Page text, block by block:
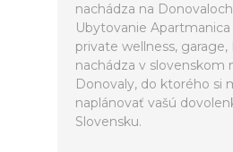
nachádza na
Ubytovanie Apartmanica
private wellness, garage,
nachádza v slovenskom
Donovaly, do ktorého si
naplánovať vašú
Slovensku.